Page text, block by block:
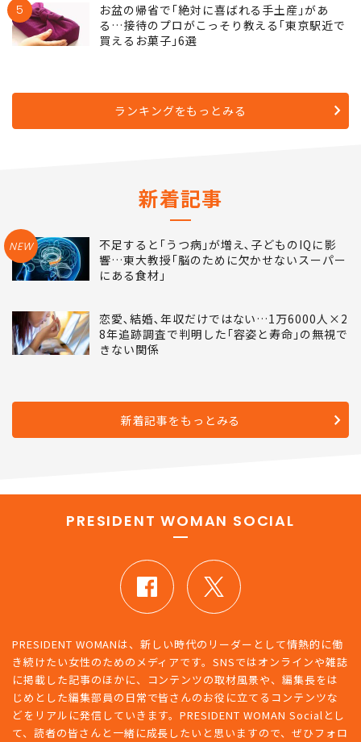
5
お盆の帰省で｢絶対に喜ばれる手土産｣があ
る…接待のプロがこっそり教える｢東京駅近で
買えるお菓子｣6選
ランキングをもっとみる
新着記事
NEW
不足すると｢うつ病｣が増え､子どものIQに影
響…東大教授｢脳のために欠かせないスーパー
にある食材｣
恋愛､結婚､年収だけではない…1万6000人×2
8年追跡調査で判明した｢容姿と寿命｣の無視で
きない関係
新着記事をもっとみる
PRESIDENT WOMAN SOCIAL
PRESIDENT WOMANは、新しい時代のリーダーとして情熱的に働
き続けたい女性のためのメディアです。SNSではオンラインや雑誌
に掲載した記事のほかに、コンテンツの取材風景や、編集長をは
じめとした編集部員の日常で皆さんのお役に立てるコンテンツな
どをリアルに発信していきます。PRESIDENT WOMAN Socialとし
て、読者の皆さんと一緒に成長したいと思いますので、ぜひフォロ